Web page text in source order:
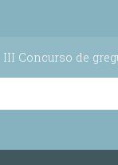
III Concurso de